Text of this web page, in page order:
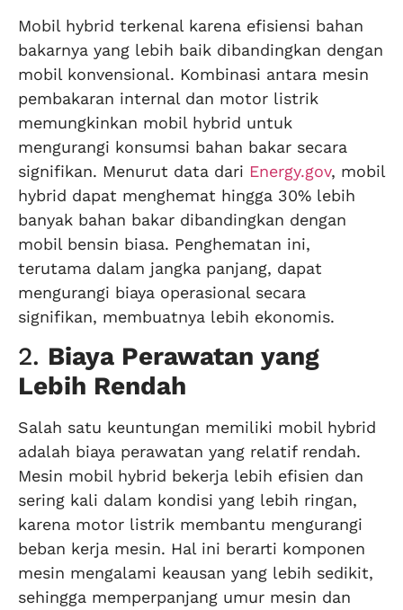
Mobil hybrid terkenal karena efisiensi bahan
bakarnya yang lebih baik dibandingkan dengan
mobil konvensional. Kombinasi antara mesin
pembakaran internal dan motor listrik
memungkinkan mobil hybrid untuk
mengurangi konsumsi bahan bakar secara
signifikan. Menurut data dari Energy.gov, mobil
hybrid dapat menghemat hingga 30% lebih
banyak bahan bakar dibandingkan dengan
mobil bensin biasa. Penghematan ini,
terutama dalam jangka panjang, dapat
mengurangi biaya operasional secara
signifikan, membuatnya lebih ekonomis.
2. Biaya Perawatan yang
Lebih Rendah
Salah satu keuntungan memiliki mobil hybrid
adalah biaya perawatan yang relatif rendah.
Mesin mobil hybrid bekerja lebih efisien dan
sering kali dalam kondisi yang lebih ringan,
karena motor listrik membantu mengurangi
beban kerja mesin. Hal ini berarti komponen
mesin mengalami keausan yang lebih sedikit,
sehingga memperpanjang umur mesin dan